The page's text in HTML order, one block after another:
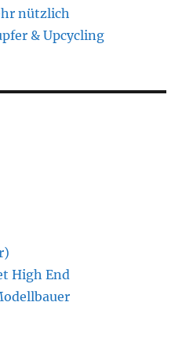
nützlich
& Upcycling
High End